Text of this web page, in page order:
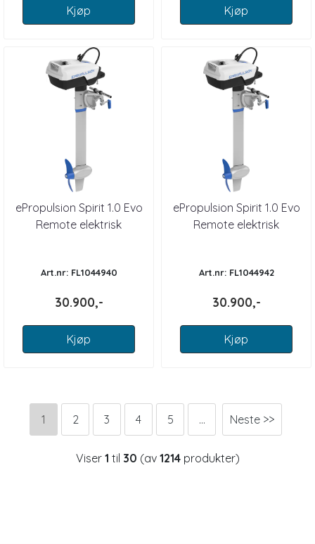
Kjøp Kjøp
ePropulsion Spirit 1.0 Evo
Remote elektrisk
Art.nr: FL1044940
30.900,-
Kjøp
ePropulsion Spirit 1.0 Evo
Remote elektrisk
Art.nr: FL1044942
30.900,-
Kjøp
1 2 3 4 5 ... Neste >>
Viser 1 til 30 (av 1214produkter)